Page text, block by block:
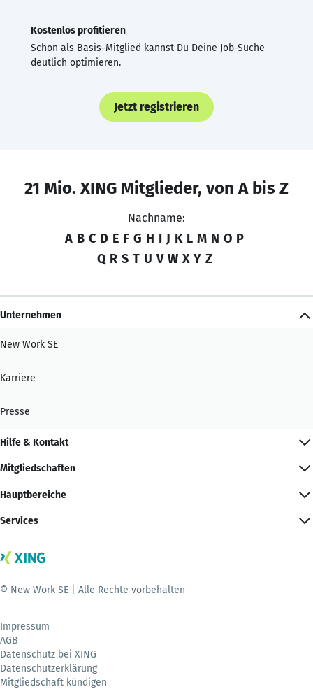
Kostenlos profitieren
Schon als Basis-Mitglied kannst Du Deine Job-Suche
deutlich optimieren.
Jetzt registrieren
21 Mio. XING Mitglieder, von A bis Z
Nachname:
A B C D E F G H I J K L M N O P
Q R S T U V W X Y Z
Unternehmen
New Work SE
Karriere
Presse
Hilfe & Kontakt
Mitgliedschaften
Hauptbereiche
Services
© New Work SE | Alle Rechte vorbehalten
Impressum
AGB
Datenschutz bei XING
Datenschutzerklärung
Mitgliedschaft kündigen